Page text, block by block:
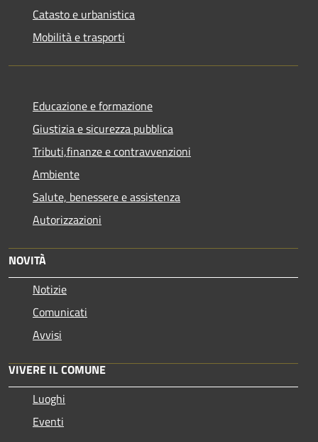
Catasto e urbanistica
Mobilità e trasporti
Educazione e formazione
Giustizia e sicurezza pubblica
Tributi,finanze e contravvenzioni
Ambiente
Salute, benessere e assistenza
Autorizzazioni
NOVITÀ
Notizie
Comunicati
Avvisi
VIVERE IL COMUNE
Luoghi
Eventi